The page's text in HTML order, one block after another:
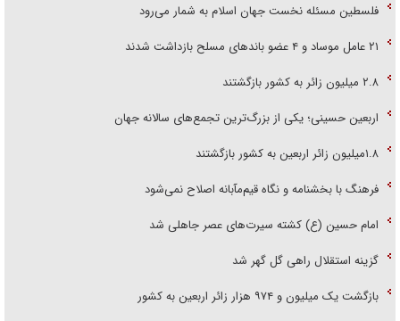
فلسطین مسئله نخست جهان اسلام به شمار می‌رود
۲۱ عامل موساد و ۴ عضو باند‌های مسلح بازداشت شدند
۲.۸ میلیون زائر به کشور بازگشتند
اربعین حسینی؛ یکی از بزرگ‌ترین تجمع‌های سالانه جهان
۱.۸میلیون زائر اربعین به کشور بازگشتند
فرهنگ با بخشنامه و نگاه قیم‌مآبانه اصلاح نمی‌شود
امام حسین (ع) کشته سیرت‌های عصر جاهلی شد
گزینه استقلال راهی گل گهر شد
بازگشت یک میلیون و ۹۷۴ هزار زائر اربعین به کشور